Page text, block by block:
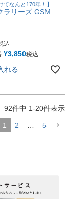
てなんと170年！】
ラリーズ GSM
込
¥3,850税込
れる
92件中 1-20件表示
1 2 5